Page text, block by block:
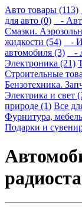
Авто товары (113)
для авто (0)
-
Смазки.
жидкости (54)
-
автомобиля (3)
-
Электроника (21)
Строительные
Бензотехника.
Электрика и свет
природе (1) Все
Фурнитура,
Подарки и